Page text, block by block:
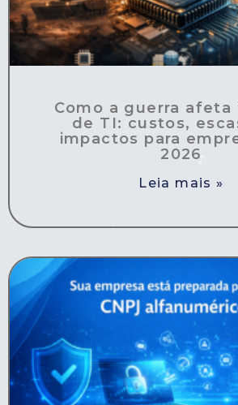
Como a guerra afeta
de TI: custos,
impactos para
2026
Leia mais »